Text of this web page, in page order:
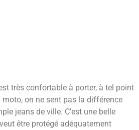
très confortable à porter, à tel point
moto, on ne sent pas la différence
jeans de ville. C’est une belle
être protégé adéquatement